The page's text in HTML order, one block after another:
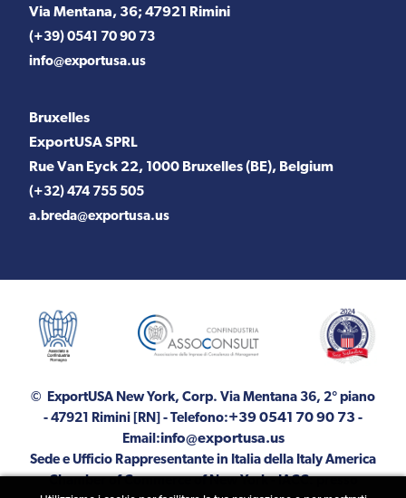
Via Mentana, 36; 47921 Rimini
(+39) 0541 70 90 73
info@exportusa.us
Bruxelles
ExportUSA SPRL
Rue Van Eyck 22, 1000 Bruxelles (BE), Belgium
(+32) 474 755 505
a.breda@exportusa.us
© ExportUSA New York, Corp. Via Mentana 36, 2° piano
- 47921 Rimini [RN]
- Telefono:+39 0541 70 90 73 -
Email:info@exportusa.us
Sede e Ufficio Rappresentante in Italia della Italy America